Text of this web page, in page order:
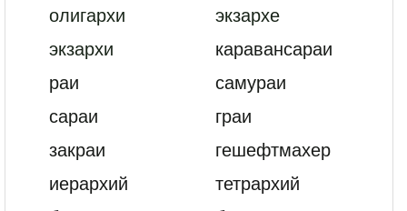
олигархи
экзархе
экзархи
каравансараи
раи
самураи
сараи
граи
закраи
гешефтмахер
иерархий
тетрархий